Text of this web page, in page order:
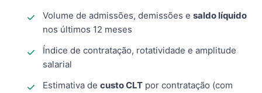
Volume de admissões, demissões e saldo líquido
nos últimos 12 meses
Índice de contratação, rotatividade e amplitude
salarial
Estimativa de custo CLT por contratação (com